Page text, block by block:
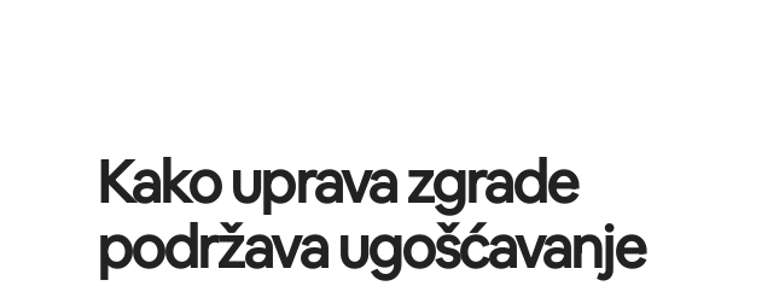
Kako uprava zgrade
podržava ugošćavanje